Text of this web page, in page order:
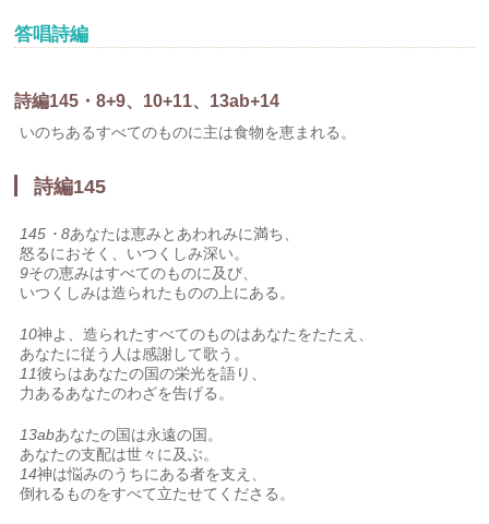
答唱詩編
詩編145・8+9、10+11、13ab+14
いのちあるすべてのものに主は食物を恵まれる。
詩編145
145・8あなたは恵みとあわれみに満ち、
怒るにおそく、いつくしみ深い。
9その恵みはすべてのものに及び、
いつくしみは造られたものの上にある。
10神よ、造られたすべてのものはあなたをたたえ、
あなたに従う人は感謝して歌う。
11彼らはあなたの国の栄光を語り、
力あるあなたのわざを告げる。
13abあなたの国は永遠の国。
あなたの支配は世々に及ぶ。
14神は悩みのうちにある者を支え、
倒れるものをすべて立たせてくださる。